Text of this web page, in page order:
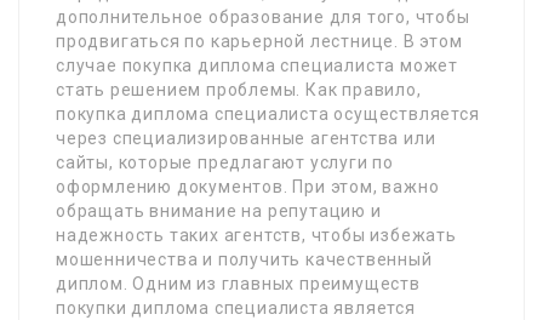
дополнительное образование для того, чтобы
продвигаться по карьерной лестнице. В этом
случае покупка диплома специалиста может
стать решением проблемы. Как правило,
покупка диплома специалиста осуществляется
через специализированные агентства или
сайты, которые предлагают услуги по
оформлению документов. При этом, важно
обращать внимание на репутацию и
надежность таких агентств, чтобы избежать
мошенничества и получить качественный
диплом. Одним из главных преимуществ
покупки диплома специалиста является